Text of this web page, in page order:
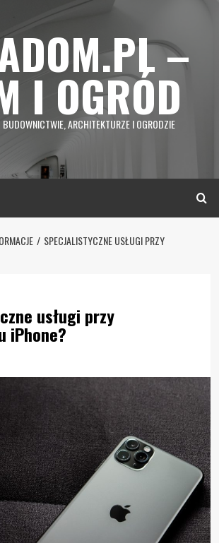
–
I OGRÓD
BUDOWNICTWIE, ARCHITEKTURZE I OGRODZIE
SPECJALISTYCZNE USŁUGI PRZY
usługi przy
iPhone?